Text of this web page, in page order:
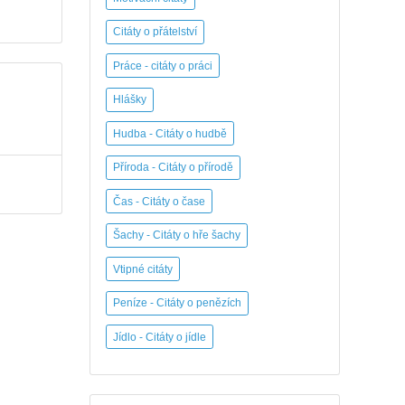
Citáty o přátelství
Práce - citáty o práci
Hlášky
Hudba - Citáty o hudbě
Příroda - Citáty o přírodě
Čas - Citáty o čase
Šachy - Citáty o hře šachy
Vtipné citáty
Peníze - Citáty o penězích
Jídlo - Citáty o jídle